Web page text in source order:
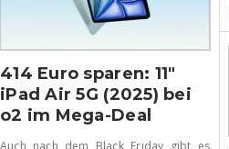
414 Euro sparen: 11″
iPad Air 5G (2025) bei
o2 im Mega-Deal
Auch nach dem Black Friday gibt es